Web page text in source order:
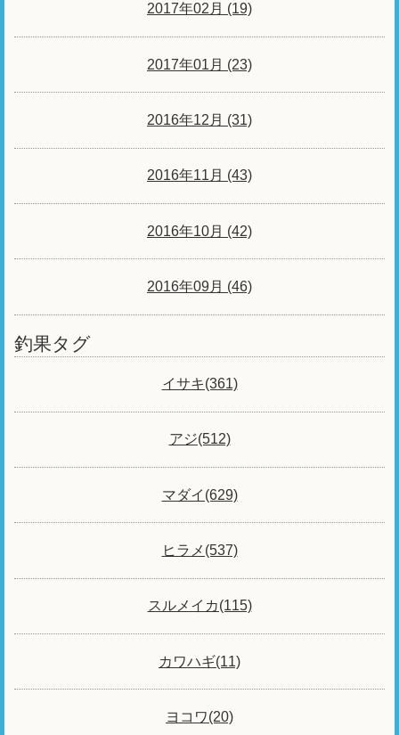
2017年02月 (19)
2017年01月 (23)
2016年12月 (31)
2016年11月 (43)
2016年10月 (42)
2016年09月 (46)
釣果タグ
イサキ(361)
アジ(512)
マダイ(629)
ヒラメ(537)
スルメイカ(115)
カワハギ(11)
ヨコワ(20)